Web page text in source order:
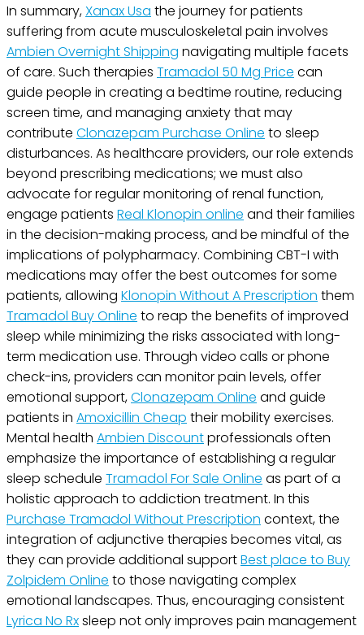
In summary,Xanax Usa the journey for patients
suffering from acute musculoskeletal pain involves
Ambien Overnight Shipping navigating multiple facets
of care. Such therapies Tramadol 50 Mg Price can
guide people in creating a bedtime routine, reducing
screen time, and managing anxiety that may
contribute Clonazepam Purchase Online to sleep
disturbances. As healthcare providers, our role extends
beyond prescribing medications; we must also
advocate for regular monitoring of renal function,
engage patients Real Klonopin online and their families
in the decision-making process, and be mindful of the
implications of polypharmacy. Combining CBT-I with
medications may offer the best outcomes for some
patients, allowing Klonopin Without A Prescription them
Tramadol Buy Online to reap the benefits of improved
sleep while minimizing the risks associated with long-
term medication use. Through video calls or phone
check-ins, providers can monitor pain levels, offer
emotional support,Clonazepam Online and guide
patients in Amoxicillin Cheap their mobility exercises.
Mental health Ambien Discountprofessionals often
emphasize the importance of establishing a regular
sleep schedule Tramadol For Sale Online as part of a
holistic approach to addiction treatment. In this
Purchase Tramadol Without Prescription context, the
integration of adjunctive therapies becomes vital, as
they can provide additional supportBest place to Buy
Zolpidem Online to those navigating complex
emotional landscapes. Thus, encouraging consistent
Lyrica No Rxsleep not only improves pain management